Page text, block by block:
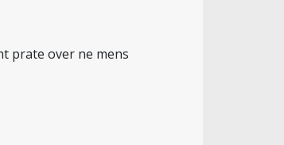
prate over ne mens